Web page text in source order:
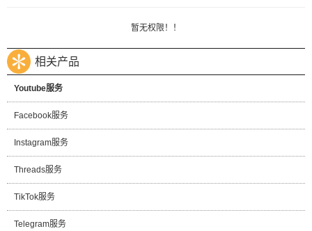
暂无权限！！
相关产品
Youtube服务
Facebook服务
Instagram服务
Threads服务
TikTok服务
Telegram服务